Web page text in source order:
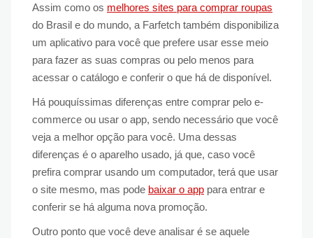
Assim como os melhores sites para comprar roupas
do Brasil e do mundo, a Farfetch também disponibiliza
um aplicativo para você que prefere usar esse meio
para fazer as suas compras ou pelo menos para
acessar o catálogo e conferir o que há de disponível.
Há pouquíssimas diferenças entre comprar pelo e-
commerce ou usar o app, sendo necessário que você
veja a melhor opção para você. Uma dessas
diferenças é o aparelho usado, já que, caso você
prefira comprar usando um computador, terá que usar
o site mesmo, mas pode baixar o app para entrar e
conferir se há alguma nova promoção.
Outro ponto que você deve analisar é se aquele